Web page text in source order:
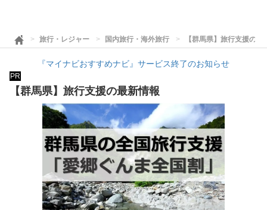
旅行・レジャー 国内旅行・海外旅行 【群馬県】旅行支援の最
『マイナビおすすめナビ』サービス終了のお知らせ
PR
【群馬県】旅行支援の最新情報